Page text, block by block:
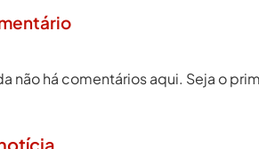
não há comentários aqui. Seja o